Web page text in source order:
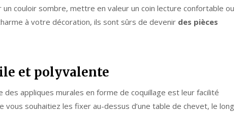
un couloir sombre, mettre en valeur un coin lecture confortable ou
à votre décoration, ils sont sûrs de devenir des pièces
et polyvalente
appliques murales en forme de coquillage est leur facilité
vous souhaitiez les fixer au-dessus d’une table de chevet, le long